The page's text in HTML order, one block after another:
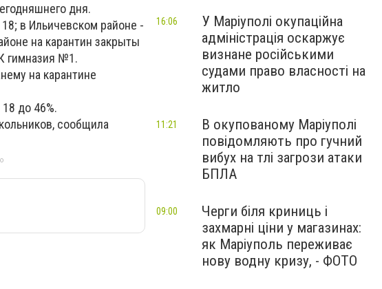
дня.
в Ильичевском районе -
на карантин закрыты
гимназия №1.
на карантине
до 46%.
сообщила
У Маріуполі окупаційна
адміністрація оскаржує
визнане російськими
судами право власності на
житло
16:06
В окупованому Маріуполі
повідомляють про гучний
вибух на тлі загрози атаки
БПЛА
11:21
Черги біля криниць і
захмарні ціни у магазинах:
як Маріуполь переживає
нову водну кризу, - ФОТО
09:00